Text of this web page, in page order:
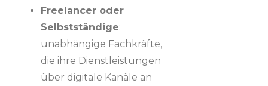
Freelancer oder
Selbstständige:
unabhängige Fachkräfte,
die ihre Dienstleistungen
über digitale Kanäle an